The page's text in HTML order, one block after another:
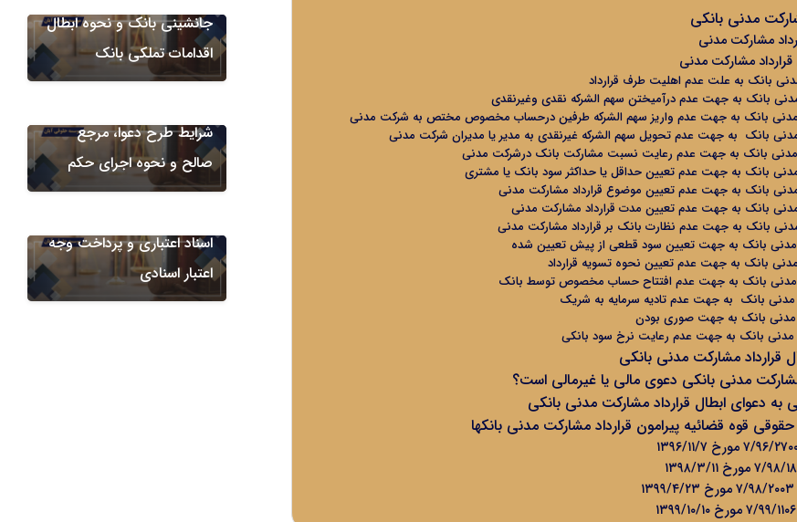
مدنی بانکی
مشارکت مدنی
مشارکت مدنی
بانک به علت عدم اهلیت طرف قرارداد
مدنی بانک به جهت عدم درآمیختن سهم الشرکه نقدی وغیرنقدی
مدنی بانک به جهت عدم واریز سهم الشرکه طرفین درحساب مخصوص مختص به شرکت مدنی
مدنی بانک به جهت عدم تحویل سهم الشرکه غیرنقدی به مدیر یا مدیران شرکت مدنی
مدنی بانک به جهت عدم رعایت نسبت مشارکت بانک درشرکت مدنی
مدنی بانک به جهت عدم تعیین حداقل یا حداکثر سود بانک یا مشتری
مدنی بانک به جهت عدم تعیین موضوع قرارداد مشارکت مدنی
مدنی بانک به جهت عدم تعیین مدت قرارداد مشارکت مدنی
مدنی بانک به جهت عدم نظارت بانک بر قرارداد مشارکت مدنی
مدنی بانک به جهت تعیین سود قطعی از پیش تعیین شده
مدنی بانک به جهت عدم تعیین نحوه تسویه قرارداد
مدنی بانک به جهت عدم افتتاح حساب مخصوص توسط بانک
مدنی بانک به جهت عدم تادیه سرمایه به شریک
مدنی بانک به جهت صوری بودن
مدنی بانک به جهت عدم رعایت نرخ سود بانکی
قرارداد مشارکت مدنی بانکی
مشارکت مدنی بانکی دعوی مالی یا غیرمالی است؟
دعوای ابطال قرارداد مشارکت مدنی بانکی
قوه قضائیه پیرامون قرارداد مشارکت مدنی بانکها
جانشینی بانک و نحوه ابطال
اقدامات تملکی بانک
دعاوی ضمانتنامه های بانکی
مطالبه خسارت ناشی از ضبط
شرایط طرح دعوا، مرجع
صالح و نحوه اجرای حکم
امور اعتبارات اسنادی
اسناد اعتباری و پرداخت وجه
اعتبار اسنادی